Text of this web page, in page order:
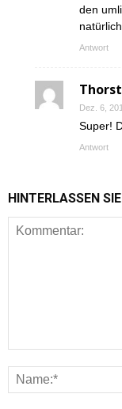
den
Antwort
Dez. 6,
Super!
Antwort
HINTERLASSEN